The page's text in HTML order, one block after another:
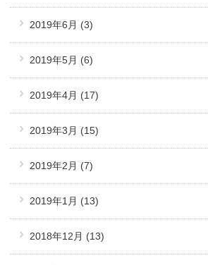
2019年6月 (3)
2019年5月 (6)
2019年4月 (17)
2019年3月 (15)
2019年2月 (7)
2019年1月 (13)
2018年12月 (13)